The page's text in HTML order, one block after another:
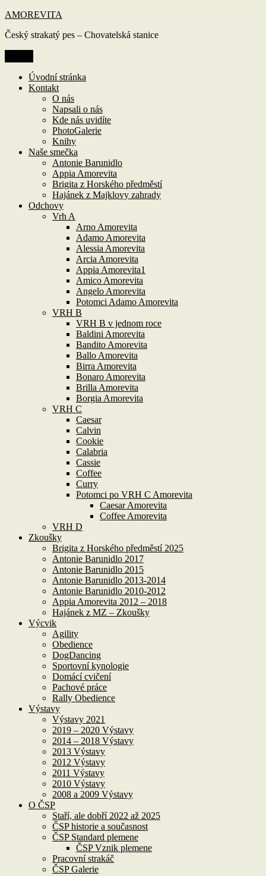
Přejít
obsahu
AMOREVITA
Český strakatý pes – Chovatelská stanice
Úvodní stránka
Kontakt
O nás
Napsali o nás
Kde nás uvidíte
PhotoGalerie
Knihy
Naše smečka
Antonie Barunidlo
Appia Amorevita
Brigita z Horského předměstí
Hajánek z Majklovy zahrady
Odchovy
Vrh A
Arno Amorevita
Adamo Amorevita
Alessia Amorevita
Arcia Amorevita
Appia Amorevita1
Amico Amorevita
Angelo Amorevita
Potomci Adamo Amorevita
VRH B
VRH B v jednom roce
Baldini Amorevita
Bandito Amorevita
Ballo Amorevita
Birra Amorevita
Bonaro Amorevita
Brilla Amorevita
Borgia Amorevita
VRH C
Caesar
Calvin
Cookie
Calabria
Cassie
Coffee
Curry
Potomci po VRH C Amorevita
Caesar Amorevita
Coffee Amorevita
VRH D
Zkoušky
Brigita z Horského předměstí 2025
Antonie Barunidlo 2017
Antonie Barunidlo 2015
Antonie Barunidlo 2013-2014
Antonie Barunidlo 2010-2012
Appia Amorevita 2012 – 2018
Hajánek z MZ – Zkoušky
Výcvik
Agility
Obedience
DogDancing
Sportovní kynologie
Domácí cvičení
Pachové práce
Rally Obedience
Výstavy
Výstavy 2021
2019 – 2020 Výstavy
2014 – 2018 Výstavy
2013 Výstavy
2012 Výstavy
2011 Výstavy
2010 Výstavy
2008 a 2009 Výstavy
O ČSP
Staří, ale dobří 2022 až 2025
ČSP historie a současnost
ČSP Standard plemene
ČSP Vznik plemene
Pracovní strakáč
ČSP Galerie